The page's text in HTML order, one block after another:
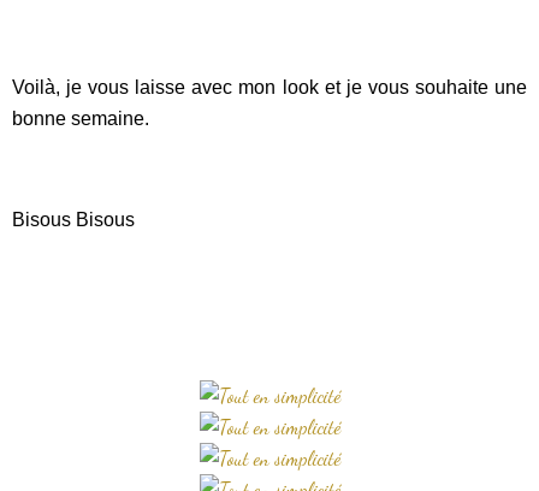
Voilà, je vous laisse avec mon look et je vous souhaite une
bonne semaine.
Bisous Bisous